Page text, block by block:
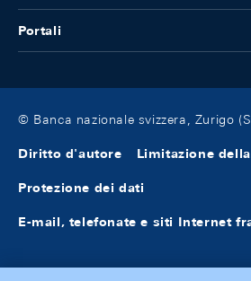
Portali
© Banca nazionale svizzera, Zurigo
Diritto d'autore Limitazione
Protezione dei dati
E-mail, telefonate e siti Internet